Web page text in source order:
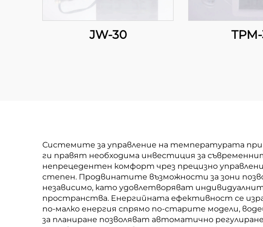
JW-30
Системите за управление на температурата
ги правят необходима инвестиция за
непрецедентен комфорт чрез прецизно
степен. Продвинатите възможности за зони
независимо, като удовлетворяват
пространства. Енергийната ефективност се
по-малко енергия спрямо по-старите модели,
за планиране позволяват автоматично